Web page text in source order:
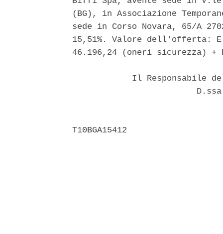
(BG), in Associazione
sede in Corso Novara, 65/A
15,51%. Valore dell'offerta:
46.196,24 (oneri sicurezza)
Il Responsabile